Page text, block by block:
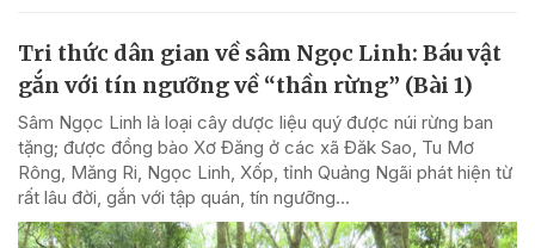
Tri thức dân gian về sâm Ngọc Linh: Báu vật
gắn với tín ngưỡng về “thần rừng” (Bài 1)
Sâm Ngọc Linh là loại cây dược liệu quý được núi rừng ban
tặng; được đồng bào Xơ Đăng ở các xã Đăk Sao, Tu Mơ
Rông, Măng Ri, Ngọc Linh, Xốp, tỉnh Quảng Ngãi phát hiện từ
rất lâu đời, gắn với tập quán, tín ngưỡng...